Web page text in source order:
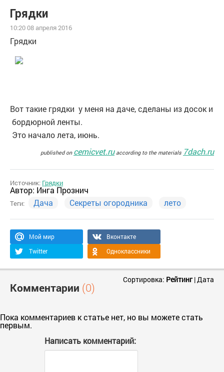
Грядки
10:20 08 апреля 2016
Грядки
Вот такие грядки у меня на даче, сделаны из досок и
бордюрной ленты.
Это начало лета, июнь.
published on cemicvet.ruaccording to the materials 7dach.ru
Источник: Грядки
Автор: Инга Прознич
Теги: Дача Секреты огородника лето
Мой мир
Вконтакте
Twitter
Одноклассники
Комментарии (0)
Сортировка: Рейтинг|Дата
Пока комментариев к статье нет, но вы можете стать
первым.
Написать комментарий: